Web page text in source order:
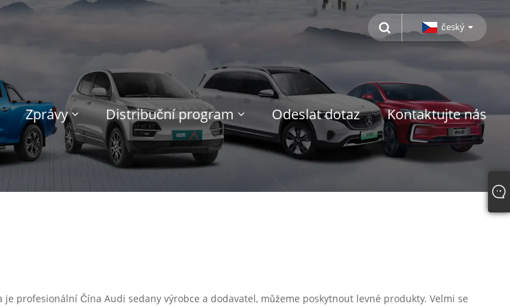
český
Zprávy Distribuční program Odeslat dotaz Kontaktujte nás
profesionální Čína Audi sedany výrobce a dodavatel, můžeme poskytnout levné produkty. Velmi se